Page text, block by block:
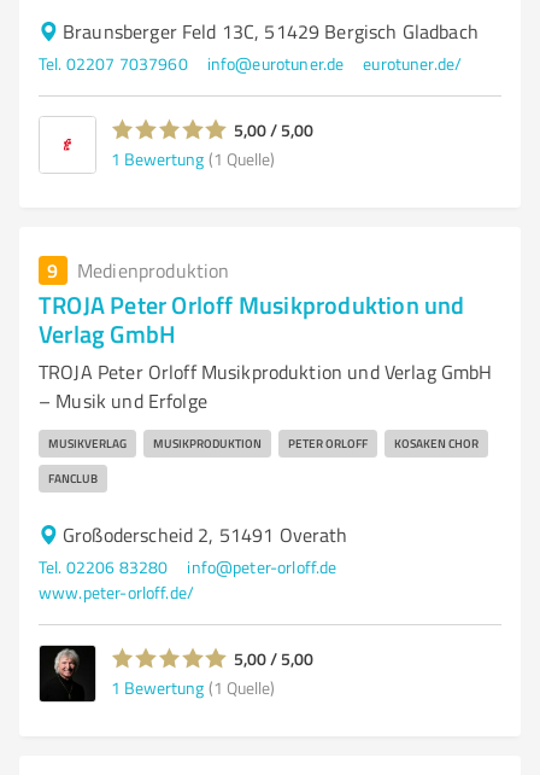
Braunsberger Feld 13C, 51429 Bergisch Gladbach
Tel. 02207 7037960 info@eurotuner.de eurotuner.de/
5,00 / 5,00
1 Bewertung (1 Quelle)
9 Medienproduktion
TROJA Peter Orloff Musikproduktion und
Verlag GmbH
TROJA Peter Orloff Musikproduktion und Verlag GmbH
– Musik und Erfolge
MUSIKVERLAG MUSIKPRODUKTION PETER ORLOFF KOSAKEN CHOR
FANCLUB
Großoderscheid 2, 51491 Overath
Tel. 02206 83280
info@peter-orloff.de
www.peter-orloff.de/
5,00 / 5,00
1 Bewertung (1 Quelle)